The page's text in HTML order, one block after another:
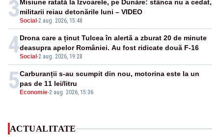
3Social -2 aug. 2026, 15:48
Misiune ratată la Izvoarele, pe Dunăre: stânca nu a cedat,
militarii reiau detonările luni – VIDEO
4Social -2 aug. 2026, 19:28
Drona care a ținut Tulcea în alertă a zburat 20 de minute
deasupra apelor României. Au fost ridicate două F-16
5 Economie-2 aug. 2026, 15:36
Carburanții s-au scumpit din nou, motorina este la un
pas de 11 lei/litru
ACTUALITATE